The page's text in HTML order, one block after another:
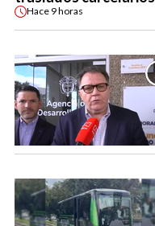
Hace 9 horas